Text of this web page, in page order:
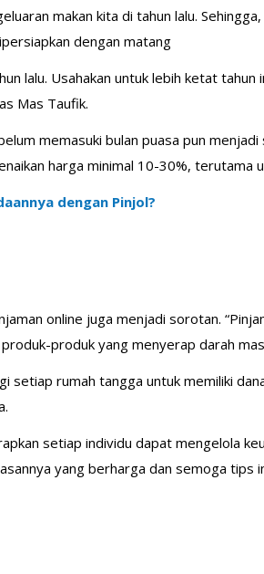
makan kita di tahun lalu.
dengan matang
lalu. Usahakan untuk lebih ketat
Mas Taufik.
memasuki bulan puasa pun
harga minimal 10-30%, terutama
dengan Pinjol?
online juga menjadi sorotan.
produk yang menyerap darah
setiap rumah tangga untuk memiliki
setiap individu dapat mengelola
yang berharga dan semoga